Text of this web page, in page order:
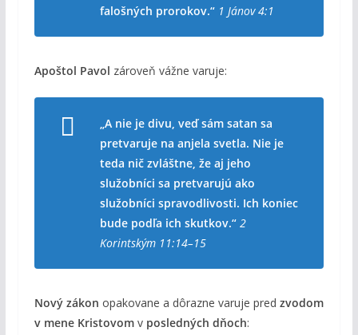
falošných prorokov.“ 1 Jánov 4:1
Apoštol Pavol zároveň vážne varuje:
„A nie je divu, veď sám satan sa
pretvaruje na anjela svetla. Nie je
teda nič zvláštne, že aj jeho
služobníci sa pretvarujú ako
služobníci spravodlivosti. Ich koniec
bude podľa ich skutkov.“ 2
Korintským 11:14–15
Nový zákon opakovane a dôrazne varuje predzvodom
v mene Kristovomv posledných dňoch: